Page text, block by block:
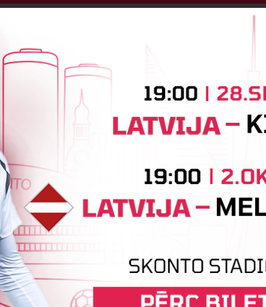
Jaunākās ziņas